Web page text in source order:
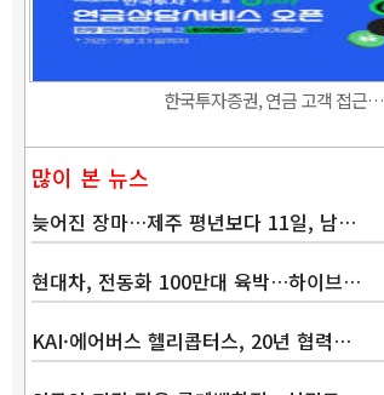
한국투자증권, 연금 고객 접근…
많이 본 뉴스
늦어진 장마…제주 평년보다 11일, 남…
현대차, 전동화 100만대 육박…하이브…
KAI·에어버스 헬리콥터스, 20년 협력…